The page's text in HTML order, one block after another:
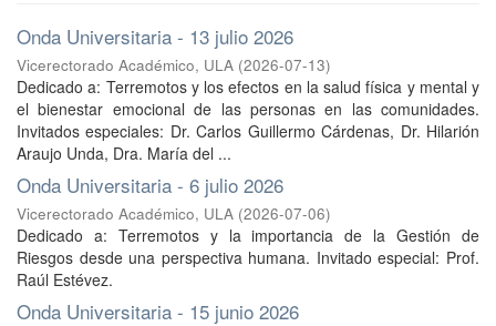
Onda Universitaria - 13 julio 2026
Vicerectorado Académico, ULA (2026-07-13)
Dedicado a: Terremotos y los efectos en la salud física y mental y
el bienestar emocional de las personas en las comunidades.
Invitados especiales: Dr. Carlos Guillermo Cárdenas, Dr. Hilarión
Araujo Unda, Dra. María del ...
Onda Universitaria - 6 julio 2026
Vicerectorado Académico, ULA (2026-07-06)
Dedicado a: Terremotos y la importancia de la Gestión de
Riesgos desde una perspectiva humana. Invitado especial: Prof.
Raúl Estévez.
Onda Universitaria - 15 junio 2026